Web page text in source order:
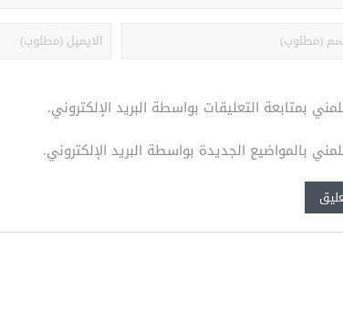
بمتابعة التعليقات بواسطة البريد الإلكتروني.
بالمواضيع الجديدة بواسطة البريد الإلكتروني.